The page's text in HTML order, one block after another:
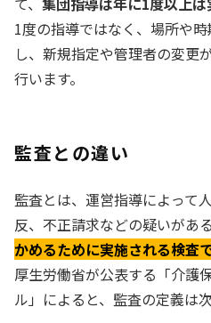
1度の指導ではなく、場所や
し、新規指定や管理者の変更
行います。
監査との違い
監査とは、運営指導によって
反、不正請求などの疑いがあ
かめるために実施される検査で
厚生労働省が公表する「介護
ル」によると、監査の定義は